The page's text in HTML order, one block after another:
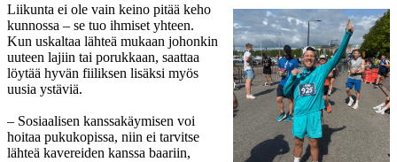
Liikunta ei ole vain keino pitää keho
kunnossa – se tuo ihmiset yhteen.
Kun uskaltaa lähteä mukaan johonkin
uuteen lajiin tai porukkaan, saattaa
löytää hyvän fiiliksen lisäksi myös
uusia ystäviä.
– Sosiaalisen kanssakäymisen voi
hoitaa pukukopissa, niin ei tarvitse
lähteä kavereiden kanssa baariin,